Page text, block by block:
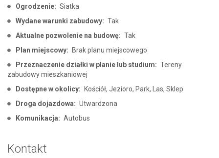
Ogrodzenie: Siatka
Wydane warunki zabudowy: Tak
Aktualne pozwolenie na budowę: Tak
Plan miejscowy: Brak planu miejscowego
Przeznaczenie działki w planie lub studium: Tereny
zabudowy mieszkaniowej
Dostępne w okolicy: Kościół, Jezioro, Park, Las, Sklep
Droga dojazdowa: Utwardzona
Komunikacja: Autobus
Kontakt